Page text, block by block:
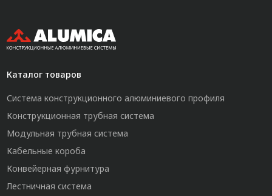
Каталог товаров
Система конструкционного алюминиевого профиля
Конструкционная трубная система
Модульная трубная система
Кабельные короба
Конвейерная фурнитура
Лестничная система